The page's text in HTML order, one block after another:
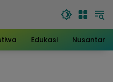
Edukasi Nusantara